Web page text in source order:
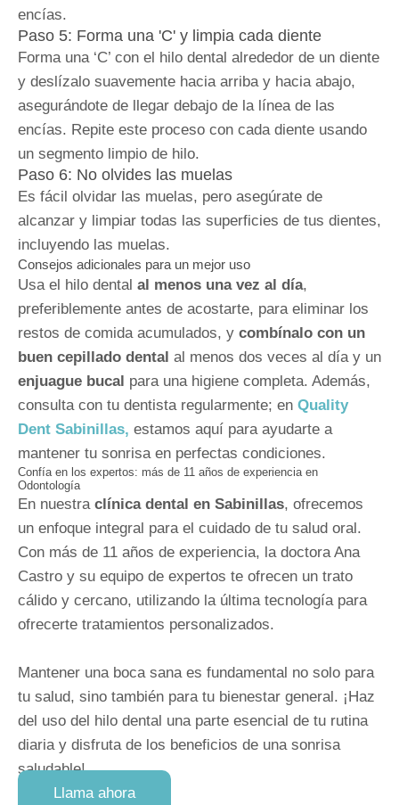
encías.
Paso 5: Forma una 'C' y limpia cada diente
Forma una ‘C’ con el hilo dental alrededor de un diente
y deslízalo suavemente hacia arriba y hacia abajo,
asegurándote de llegar debajo de la línea de las
encías. Repite este proceso con cada diente usando
un segmento limpio de hilo.
Paso 6: No olvides las muelas
Es fácil olvidar las muelas, pero asegúrate de
alcanzar y limpiar todas las superficies de tus dientes,
incluyendo las muelas.
Consejos adicionales para un mejor uso
Usa el hilo dental al menos una vez al día,
preferiblemente antes de acostarte, para eliminar los
restos de comida acumulados, y combínalo con un
buen cepillado dental al menos dos veces al día y un
enjuague bucal para una higiene completa. Además,
consulta con tu dentista regularmente; en Quality
Dent Sabinillas, estamos aquí para ayudarte a
mantener tu sonrisa en perfectas condiciones.
Confía en los expertos: más de 11 años de experiencia en
Odontología
En nuestra clínica dental en Sabinillas, ofrecemos
un enfoque integral para el cuidado de tu salud oral.
Con más de 11 años de experiencia, la doctora Ana
Castro y su equipo de expertos te ofrecen un trato
cálido y cercano, utilizando la última tecnología para
ofrecerte tratamientos personalizados.
Mantener una boca sana es fundamental no solo para
tu salud, sino también para tu bienestar general. ¡Haz
del uso del hilo dental una parte esencial de tu rutina
diaria y disfruta de los beneficios de una sonrisa
saludable!
Llama ahora